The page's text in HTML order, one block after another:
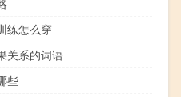
练怎么穿
关系的词语
些